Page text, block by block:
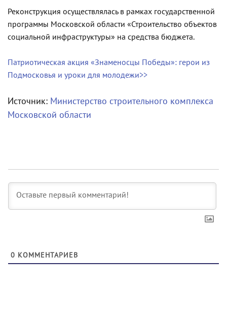
Реконструкция осуществлялась в рамках государственной
программы Московской области «Строительство объектов
социальной инфраструктуры» на средства бюджета.
Патриотическая акция «Знаменосцы Победы»: герои из
Подмосковья и уроки для молодежи>>
Источник: Министерство строительного комплекса
Московской области
0 КОММЕНТАРИЕВ